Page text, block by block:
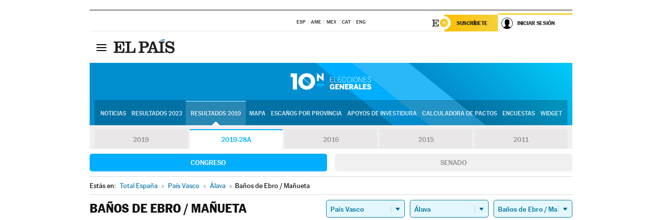
ESP AME MEX CAT ENG SUSCRÍBETE INICIAR SESIÓN
NOTICIAS RESULTADOS 2023 RESULTADOS 2019 MAPA ESCAÑOS POR PROVINCIA APOYOS DE INVESTIDURA CALCULADORA DE PACTOS ENCUESTAS WIDGET
2019 2019-28A 2016 2015 2011
CONGRESO SENADO
Estás en: Total España » País Vasco » Álava » Baños de Ebro / Mañueta
BAÑOS DE EBRO / MAÑUETA